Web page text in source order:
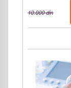
10.000 din